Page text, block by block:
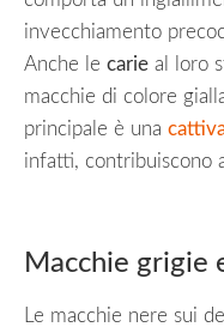
invecchiamento
Anche le carie al loro
macchie di colore
principale è una
infatti, contribuiscono
Macchie grigie
Le macchie nere sui